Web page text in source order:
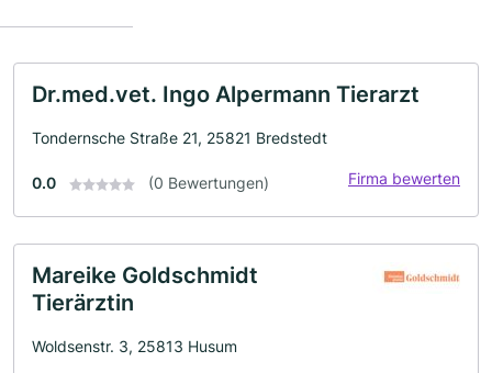
Dr.med.vet. Ingo Alpermann Tierarzt
Tondernsche Straße 21, 25821 Bredstedt
0.0 (0 Bewertungen) Firma bewerten
Mareike Goldschmidt
Tierärztin
Woldsenstr. 3, 25813 Husum